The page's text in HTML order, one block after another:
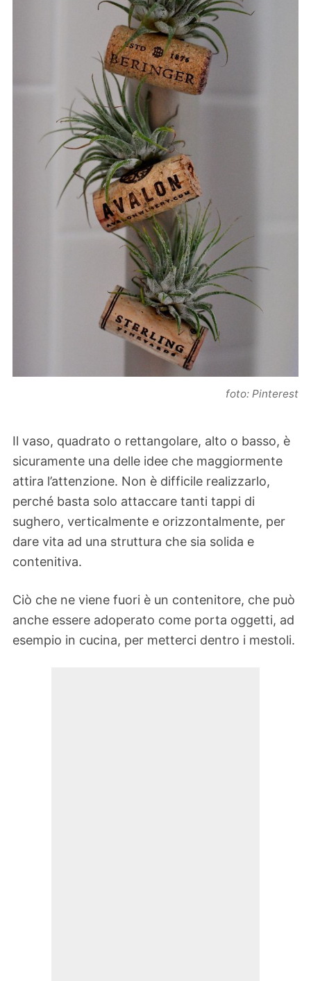
foto: Pinterest
Il vaso, quadrato o rettangolare, alto o basso, è
sicuramente una delle idee che maggiormente
attira l’attenzione. Non è difficile realizzarlo,
perché basta solo attaccare tanti tappi di
sughero, verticalmente e orizzontalmente, per
dare vita ad una struttura che sia solida e
contenitiva.
Ciò che ne viene fuori è un contenitore, che può
anche essere adoperato come porta oggetti, ad
esempio in cucina, per metterci dentro i mestoli.